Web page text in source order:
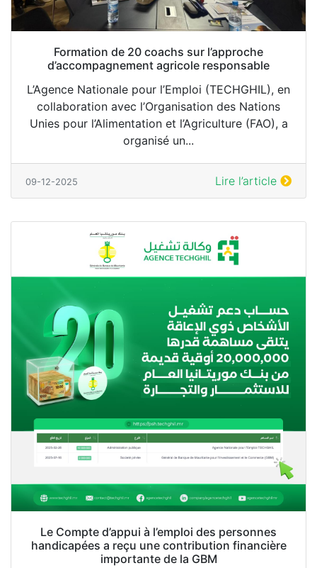
Formation de 20 coachs sur l’approche
d’accompagnement agricole responsable
L’Agence Nationale pour l’Emploi (TECHGHIL), en
collaboration avec l’Organisation des Nations
Unies pour l’Alimentation et l’Agriculture (FAO), a
organisé un...
09-12-2025 Lire l’article
Le Compte d’appui à l’emploi des personnes
handicapées a reçu une contribution financière
importante de la GBM